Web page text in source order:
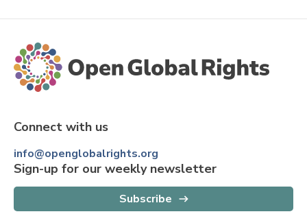
Connect with us
info@openglobalrights.org
Sign-up for our weekly newsletter
Subscribe